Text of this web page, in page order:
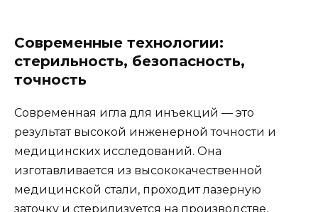
Современные технологии:
стерильность, безопасность,
точность
Современная игла для инъекций — это
результат высокой инженерной точности и
медицинских исследований. Она
изготавливается из высококачественной
медицинской стали, проходит лазерную
заточку и стерилизуется на производстве.